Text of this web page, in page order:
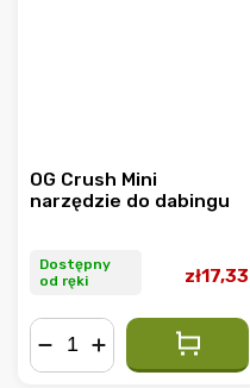
OG Crush Mini
narzędzie do dabingu
Dostępny
od ręki
zł17,33